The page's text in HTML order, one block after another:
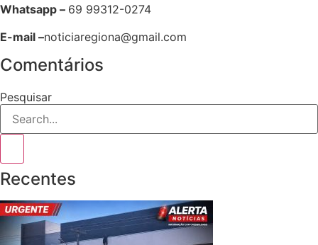
Whatsapp – 69 99312-0274
E-mail –noticiaregiona@gmail.com
Comentários
Pesquisar
Recentes